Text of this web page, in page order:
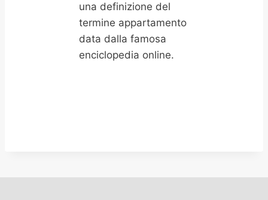
una definizione del
termine appartamento
data dalla famosa
enciclopedia online.